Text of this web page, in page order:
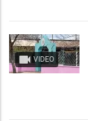
VIDEO